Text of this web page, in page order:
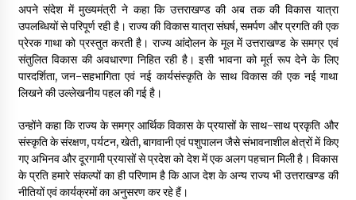
Thought Of The Day 11 May
May 11, 2022
Thought Of The Day 10 May
Thought Of The Day 9 May
May 9, 2022
अपने संदेश में मुख्यमंत्री ने कहा कि उत्तराखण्ड की अब तक की विकास यात्रा
उपलब्धियों से परिपूर्ण रही है। राज्य की विकास यात्रा संघर्ष, समर्पण और प्रगति की एक
प्रेरक गाथा को प्रस्तुत करती है। राज्य आंदोलन के मूल में उत्तराखण्ड के समग्र एवं
संतुलित विकास की अवधारणा निहित रही है। इसी भावना को मूर्त रूप देने के लिए
पारदर्शिता, जन-सहभागिता एवं नई कार्यसंस्कृति के साथ विकास की एक नई गाथा
लिखने की उल्लेखनीय पहल की गई है।
उन्होंने कहा कि राज्य के समग्र आर्थिक विकास के प्रयासों के साथ-साथ प्रकृति और
संस्कृति के संरक्षण, पर्यटन, खेती, बागवानी एवं पशुपालन जैसे संभावनाशील क्षेत्रों में किए
गए अभिनव और दूरगामी प्रयासों से प्रदेश को देश में एक अलग पहचान मिली है। विकास
के प्रति हमारे संकल्पों का ही परिणाम है कि आज देश के अन्य राज्य भी उत्तराखण्ड की
नीतियों एवं कार्यक्रमों का अनुसरण कर रहे हैं।